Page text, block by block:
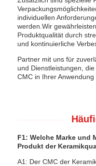
individuellen
werden.Wir
Produktqualität durch
und kontinuierliche
Partner mit uns für
und Dienstleistungen,
CMC in Ihrer Anwendung
F1: Welche Marke und
Produkt der
A1: Der CMC der